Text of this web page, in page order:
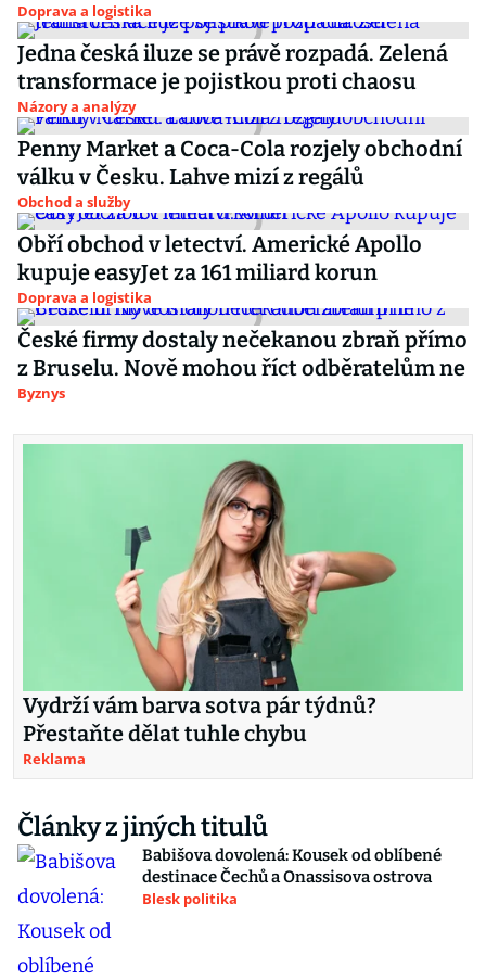
Doprava a logistika
Jedna česká iluze se právě rozpadá. Zelená
transformace je pojistkou proti chaosu
Názory a analýzy
Penny Market a Coca-Cola rozjely obchodní
válku v Česku. Lahve mizí z regálů
Obchod a služby
Obří obchod v letectví. Americké Apollo
kupuje easyJet za 161 miliard korun
Doprava a logistika
České firmy dostaly nečekanou zbraň přímo
z Bruselu. Nově mohou říct odběratelům ne
Byznys
Vydrží vám barva sotva pár týdnů?
Přestaňte dělat tuhle chybu
Reklama
Články z jiných titulů
Babišova dovolená: Kousek od oblíbené
destinace Čechů a Onassisova ostrova
Blesk politika